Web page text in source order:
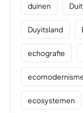
duinen
Duyitsland
echografie
ecosystemen